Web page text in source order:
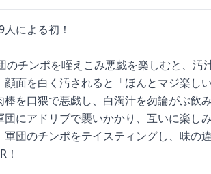
による初！
のチンポを咥えこみ悪戯を楽しむと、汚
顔面を白く汚されると「ほんとマジ楽し
棒を口猥で悪戯し、白濁汁を勿論がぶ飲
団にアドリブで襲いかかり、互いに楽し
軍団のチンポをテイスティングし、味の
！